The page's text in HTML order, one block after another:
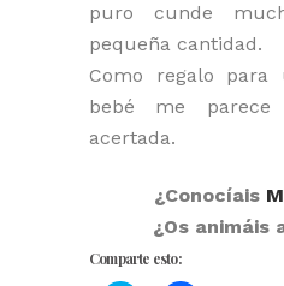
puro cunde
pequeña cantidad.
Como regalo
bebé me
acertada.
¿Conocíais
¿Os animáis
Comparte esto: